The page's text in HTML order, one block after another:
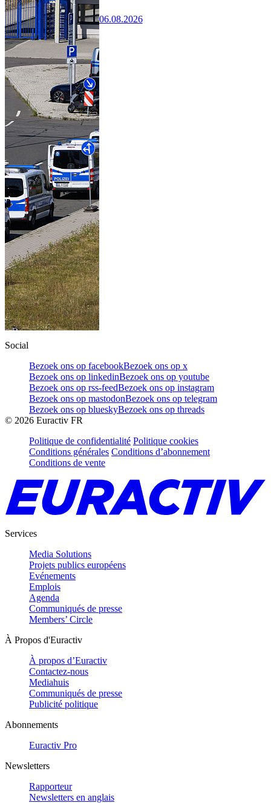
06.08.2026
Social
Bezoek ons op facebookBezoek ons op x
Bezoek ons op linkedinBezoek ons op youtube
Bezoek ons op rss-feedBezoek ons op instagram
Bezoek ons op mastodonBezoek ons op telegram
Bezoek ons op blueskyBezoek ons op threads
© 2026 Euractiv FR
Politique de confidentialité Politique cookies
Conditions générales Conditions d’abonnement
Conditions de vente
Services
Media Solutions
Projets publics européens
Evénements
Emplois
Agenda
Communiqués de presse
Members’ Circle
À Propos d'Euractiv
À propos d’Euractiv
Contactez-nous
Mediahuis
Communiqués de presse
Publicité politique
Abonnements
Euractiv Pro
Newsletters
Rapporteur
Newsletters en anglais